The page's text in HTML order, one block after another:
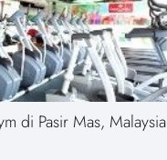
di Pasir Mas, Malaysia